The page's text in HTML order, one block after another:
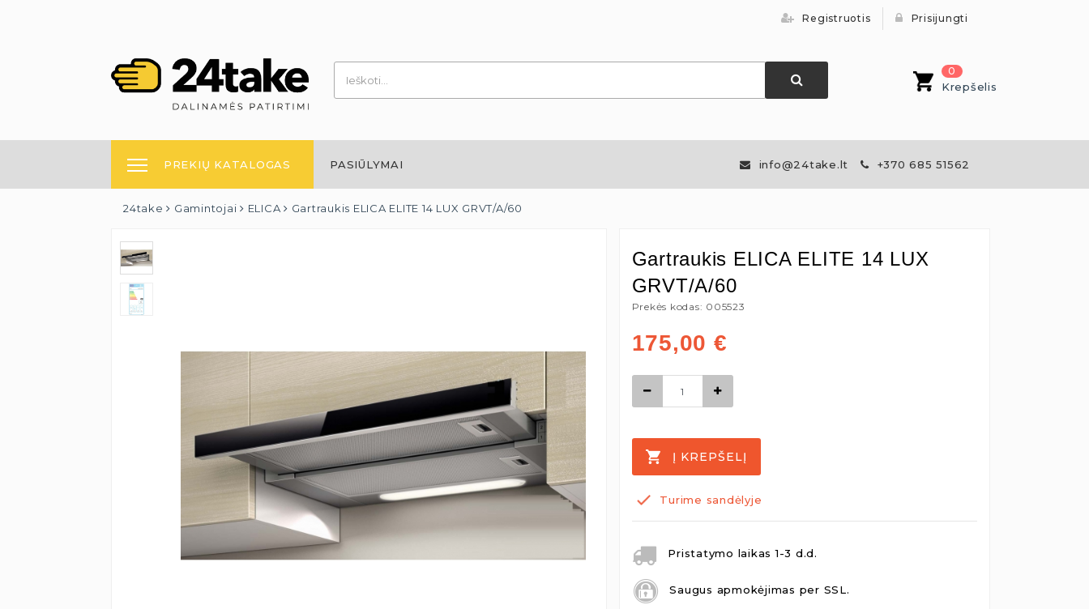
Registruotis Prisijungti
0
Krepšelis
PREKIŲ KATALOGAS PASIŪLYMAI info@24take.lt +370 685 51562
24take Gamintojai ELICA Gartraukis ELICA ELITE 14 LUX GRVT/A/60
Gartraukis ELICA ELITE 14 LUX
GRVT/A/60
Prekės kodas: 005523
175,00 €
Į KREPŠELĮ
Turime sandėlyje
Pristatymo laikas 1-3 d.d.
Saugus apmokėjimas per SSL.